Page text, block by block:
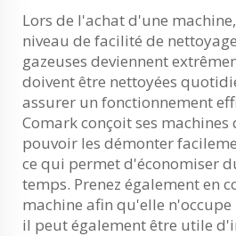
Lors de l'achat d'une
niveau de facilité de
gazeuses deviennent
doivent être nettoyées
assurer un fonctionnement
Comark conçoit ses machines
pouvoir les démonter
ce qui permet d'économiser
temps. Prenez également en
machine afin qu'elle
il peut également être utile